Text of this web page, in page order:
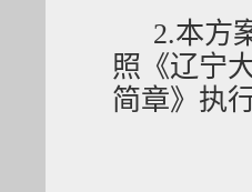
2.本方
照《辽宁
简章》执